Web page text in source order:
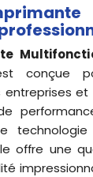
conçue
entreprises
technologie
offre une